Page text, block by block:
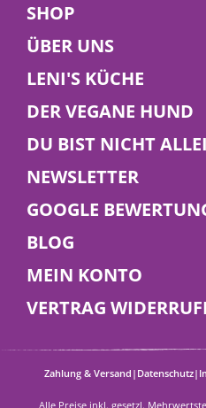
– für dich und deinen
Futterideen.
SHOP
ÜBER UNS
LENI'S KÜCHE
DER VEGANE HUND
DU BIST NICHT
NEWSLETTER
GOOGLE
BLOG
MEIN KONTO
VERTRAG
Zahlung & Versand Datenschutz
Alle Preise inkl. gesetzl.